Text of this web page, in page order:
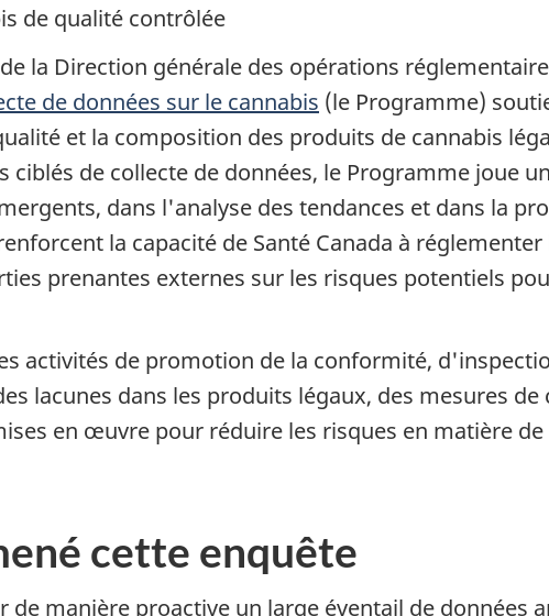
de qualité contrôlée
de la Direction générale des opérations
de données sur le cannabis (le Programme)
et la composition des produits de cannabis
ciblés de collecte de données, le Programme joue
dans l'analyse des tendances et dans la
la capacité de Santé Canada à
prenantes externes sur les risques potentiels
activités de promotion de la conformité,
lacunes dans les produits légaux, des mesures
en œuvre pour réduire les risques en matière de
cette enquête
manière proactive un large éventail de données